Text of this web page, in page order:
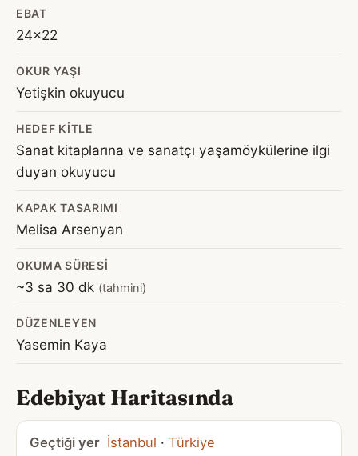
EBAT
24x22
OKUR YAŞI
Yetişkin okuyucu
HEDEF KITLE
Sanat kitaplarına ve sanatçı yaşamöykülerine ilgi
duyan okuyucu
KAPAK TASARIMI
Melisa Arsenyan
OKUMA SÜRESI
~3 sa 30 dk (tahmini)
DÜZENLEYEN
Yasemin Kaya
Edebiyat Haritasında
Geçtiği yer İstanbul · Türkiye